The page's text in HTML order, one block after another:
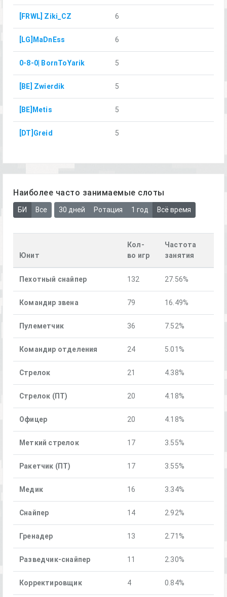
[FRWL] Ziki_CZ 6
[LG]MaDnEss 6
0-8-0| BornToYarik 5
[BE] Zwierdik 5
[BE]Metis 5
[DT]Greid 5
Наиболее часто занимаемые слоты
БИ Все 30 дней Ротация 1 год Всё время
Юнит
Кол-
во игр
Частота
занятия
Пехотный снайпер 132 27.56%
Командир звена 79 16.49%
Пулеметчик 36 7.52%
Командир отделения 24 5.01%
Стрелок 21 4.38%
Стрелок (ПТ) 20 4.18%
Офицер 20 4.18%
Меткий стрелок 17 3.55%
Ракетчик (ПТ) 17 3.55%
Медик 16 3.34%
Снайпер 14 2.92%
Гренадер 13 2.71%
Разведчик-снайпер 11 2.30%
Корректировщик 4 0.84%